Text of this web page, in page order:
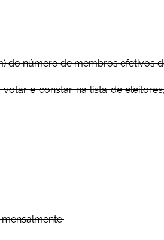
do número de membros efetivos
e constar na lista de